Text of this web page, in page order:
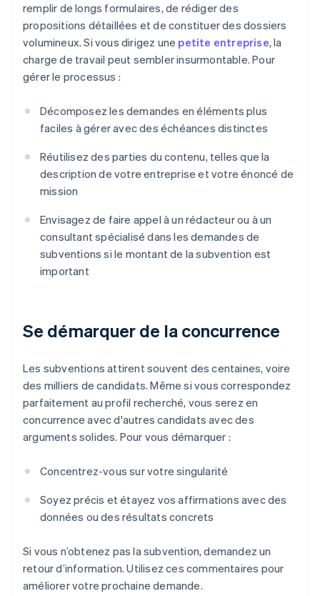
remplir de longs formulaires, de rédiger des
propositions détaillées et de constituer des dossiers
volumineux. Si vous dirigez une petite entreprise, la
charge de travail peut sembler insurmontable. Pour
gérer le processus :
Décomposez les demandes en éléments plus
faciles à gérer avec des échéances distinctes
Réutilisez des parties du contenu, telles que la
description de votre entreprise et votre énoncé de
mission
Envisagez de faire appel à un rédacteur ou à un
consultant spécialisé dans les demandes de
subventions si le montant de la subvention est
important
Se démarquer de la concurrence
Les subventions attirent souvent des centaines, voire
des milliers de candidats. Même si vous correspondez
parfaitement au profil recherché, vous serez en
concurrence avec d'autres candidats avec des
arguments solides. Pour vous démarquer :
Concentrez-vous sur votre singularité
Soyez précis et étayez vos affirmations avec des
données ou des résultats concrets
Si vous n’obtenez pas la subvention, demandez un
retour d’information. Utilisez ces commentaires pour
améliorer votre prochaine demande.